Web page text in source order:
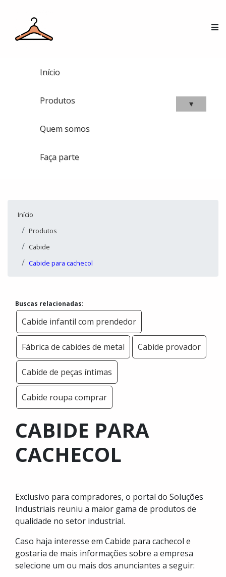
Início
Produtos ▾
Quem somos
Faça parte
Início
Produtos
Cabide
Cabide para cachecol
Buscas relacionadas:
Cabide infantil com prendedor
Fábrica de cabides de metal Cabide provador
Cabide de peças íntimas
Cabide roupa comprar
CABIDE PARA
CACHECOL
Exclusivo para compradores, o portal do Soluções
Industriais reuniu a maior gama de produtos de
qualidade no setor industrial.
Caso haja interesse em Cabide para cachecol e
gostaria de mais informações sobre a empresa
selecione um ou mais dos anunciantes a seguir: